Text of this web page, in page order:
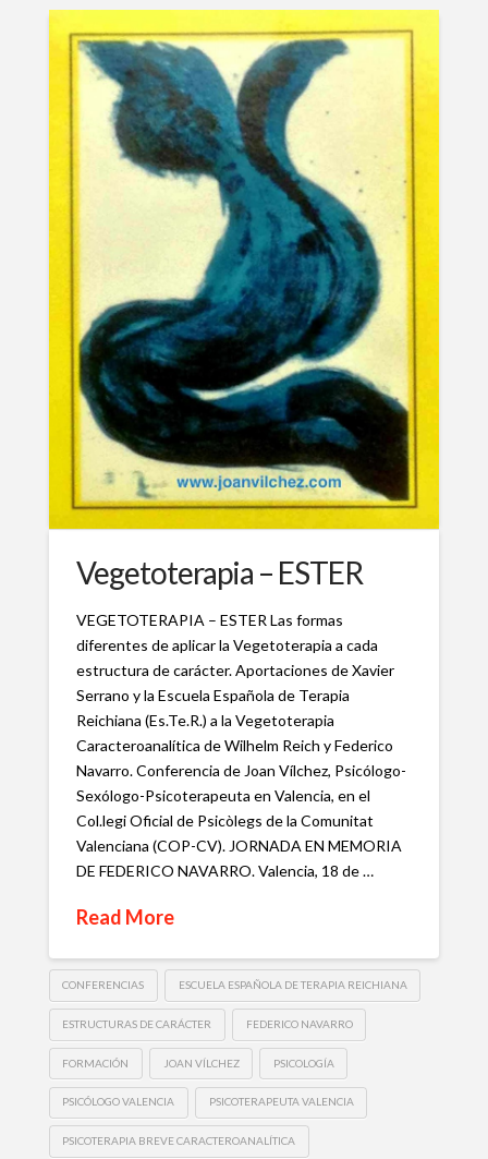
Vegetoterapia – ESTER
VEGETOTERAPIA – ESTER Las formas
diferentes de aplicar la Vegetoterapia a cada
estructura de carácter. Aportaciones de Xavier
Serrano y la Escuela Española de Terapia
Reichiana (Es.Te.R.) a la Vegetoterapia
Caracteroanalítica de Wilhelm Reich y Federico
Navarro. Conferencia de Joan Vílchez, Psicólogo-
Sexólogo-Psicoterapeuta en Valencia, en el
Col.legi Oficial de Psicòlegs de la Comunitat
Valenciana (COP-CV). JORNADA EN MEMORIA
DE FEDERICO NAVARRO. Valencia, 18 de …
Read More
CONFERENCIAS ESCUELA ESPAÑOLA DE TERAPIA REICHIANA
ESTRUCTURAS DE CARÁCTER FEDERICO NAVARRO
FORMACIÓN JOAN VÍLCHEZ PSICOLOGÍA
PSICÓLOGO VALENCIA PSICOTERAPEUTA VALENCIA
PSICOTERAPIA BREVE CARACTEROANALÍTICA